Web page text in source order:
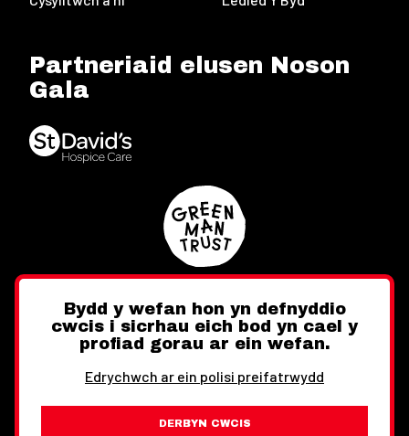
Partneriaid elusen Noson
Gala
Twitter FacebookInstagram
Bydd y wefan hon yn defnyddio
cwcis i sicrhau eich bod yn cael y
profiad gorau ar ein wefan.
Edrychwch ar ein polisi preifatrwydd
DERBYN CWCIS